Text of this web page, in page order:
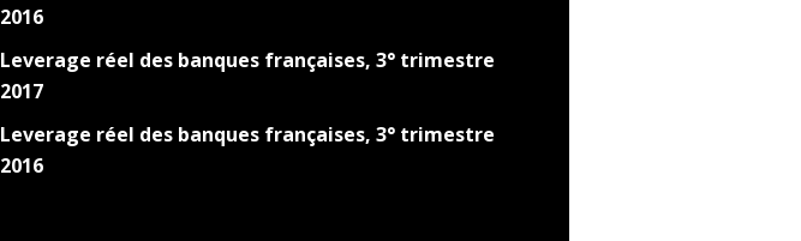
2016
Leverage réel des banques françaises, 3° trimestre
2017
Leverage réel des banques françaises, 3° trimestre
2016